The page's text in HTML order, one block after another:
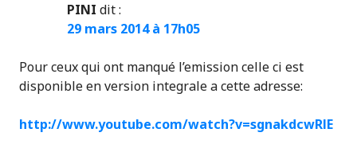
PINI dit :
29 mars 2014 à 17h05
Pour ceux qui ont manqué l’emission celle ci est
disponible en version integrale a cette adresse:
http://www.youtube.com/watch?v=sgnakdcwRlE